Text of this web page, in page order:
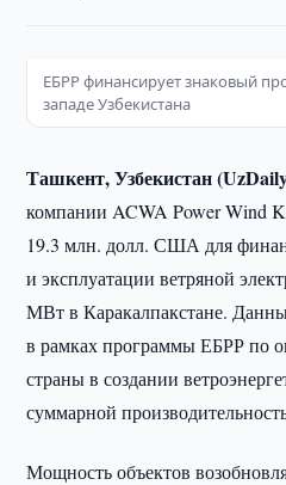
ЕБРР финансирует знаковый
западе Узбекистана
Ташкент, Узбекистан
компании ACWA Power Wind
19.3 млн. долл. США для
и эксплуатации ветряной
МВт в Каракалпакстане.
в рамках программы ЕБРР по
страны в создании
суммарной
Мощность объектов